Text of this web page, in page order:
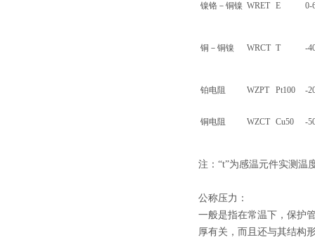
镍铬－铜镍 WRET E 0-
铜－铜镍 WRCT T -
铂电阻 WZPT Pt100 -
铜电阻 WZCT Cu50 -
注：“t”为感温元件实测温
公称压力：
一般是指在常温下，保护
厚有关，而且还与其结构